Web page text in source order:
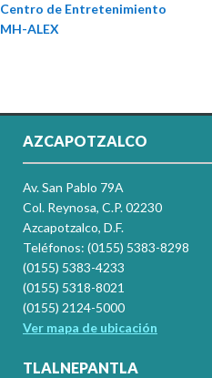
Centro de Entretenimiento
MH-ALEX
AZCAPOTZALCO
Av. San Pablo 79A
Col. Reynosa, C.P. 02230
Azcapotzalco, D.F.
Teléfonos: (0155) 5383-8298
(0155) 5383-4233
(0155) 5318-8021
(0155) 2124-5000
Ver mapa de ubicación
TLALNEPANTLA